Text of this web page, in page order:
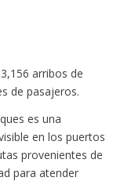
arribos de
de pasajeros.
es una
en los puertos
provenientes de
para atender